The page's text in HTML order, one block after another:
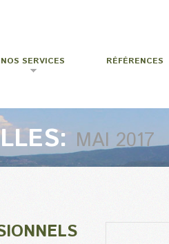
NOS SERVICES RÉFÉRENCES
MAI 2017